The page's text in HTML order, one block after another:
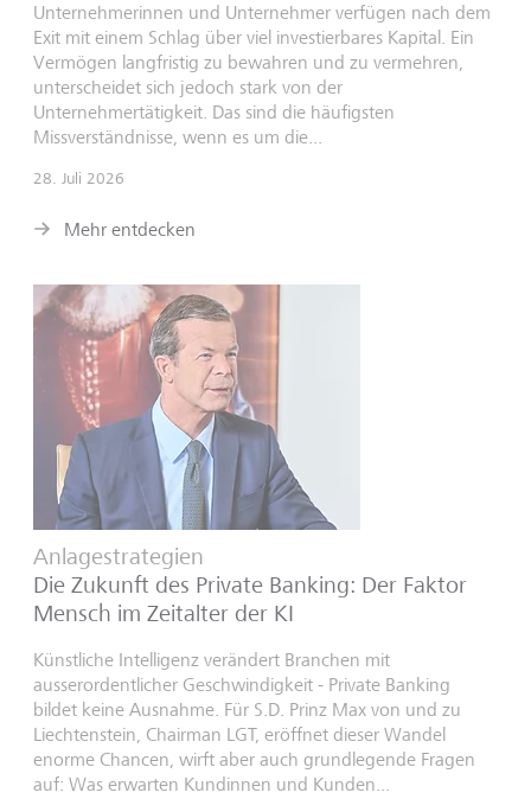
Unternehmerinnen und Unternehmer verfügen nach dem
Exit mit einem Schlag über viel investierbares Kapital. Ein
Vermögen langfristig zu bewahren und zu vermehren,
unterscheidet sich jedoch stark von der
Unternehmertätigkeit. Das sind die häufigsten
Missverständnisse, wenn es um die...
28. Juli 2026
Mehr entdecken
Anlagestrategien
Die Zukunft des Private Banking: Der Faktor
Mensch im Zeitalter der KI
Künstliche Intelligenz verändert Branchen mit
ausserordentlicher Geschwindigkeit - Private Banking
bildet keine Ausnahme. Für S.D. Prinz Max von und zu
Liechtenstein, Chairman LGT, eröffnet dieser Wandel
enorme Chancen, wirft aber auch grundlegende Fragen
auf: Was erwarten Kundinnen und Kunden...